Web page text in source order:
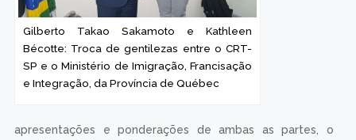
Gilberto Takao Sakamoto e Kathleen
Bécotte: Troca de gentilezas entre o CRT-
SP e o Ministério de Imigração, Francisação
e Integração, da Província de Québec
apresentações e ponderações de ambas as partes, o